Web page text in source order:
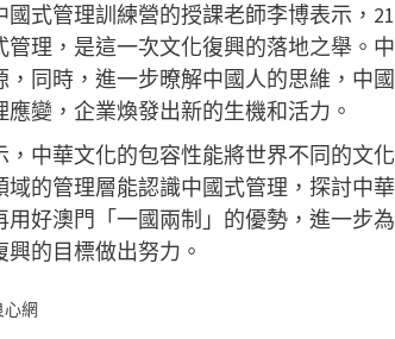
式管理訓練營的授課老師李博表示，
理，是這一次文化復興的落地之舉。
同時，進一步暸解中國人的思維，中
變，企業煥發出新的生機和活力。
中華文化的包容性能將世界不同的文
域的管理層能認識中國式管理，探討中
好澳門「一國兩制」的優勢，進一步
的目標做出努力。
心網